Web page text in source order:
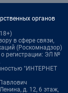
органов
в сфере связи,
(Роскомнадзор)
регистрации: ЭЛ №
"ИНТЕРНЕТ
д. 12, 6 этаж,